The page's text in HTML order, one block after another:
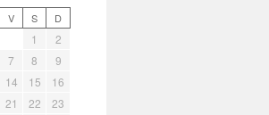
V S D
1
2
7 8
9
14 15
16
21 22
23